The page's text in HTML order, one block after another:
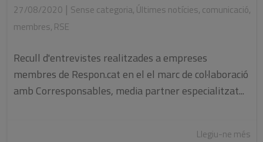
27/08/2020 | Sense categoria, Últimes notícies, comunicació,
membres, RSE
Recull d'entrevistes realitzades a empreses
membres de Respon.cat en el el marc de col·laboració
amb Corresponsables, media partner especialitzat...
Llegiu-ne més